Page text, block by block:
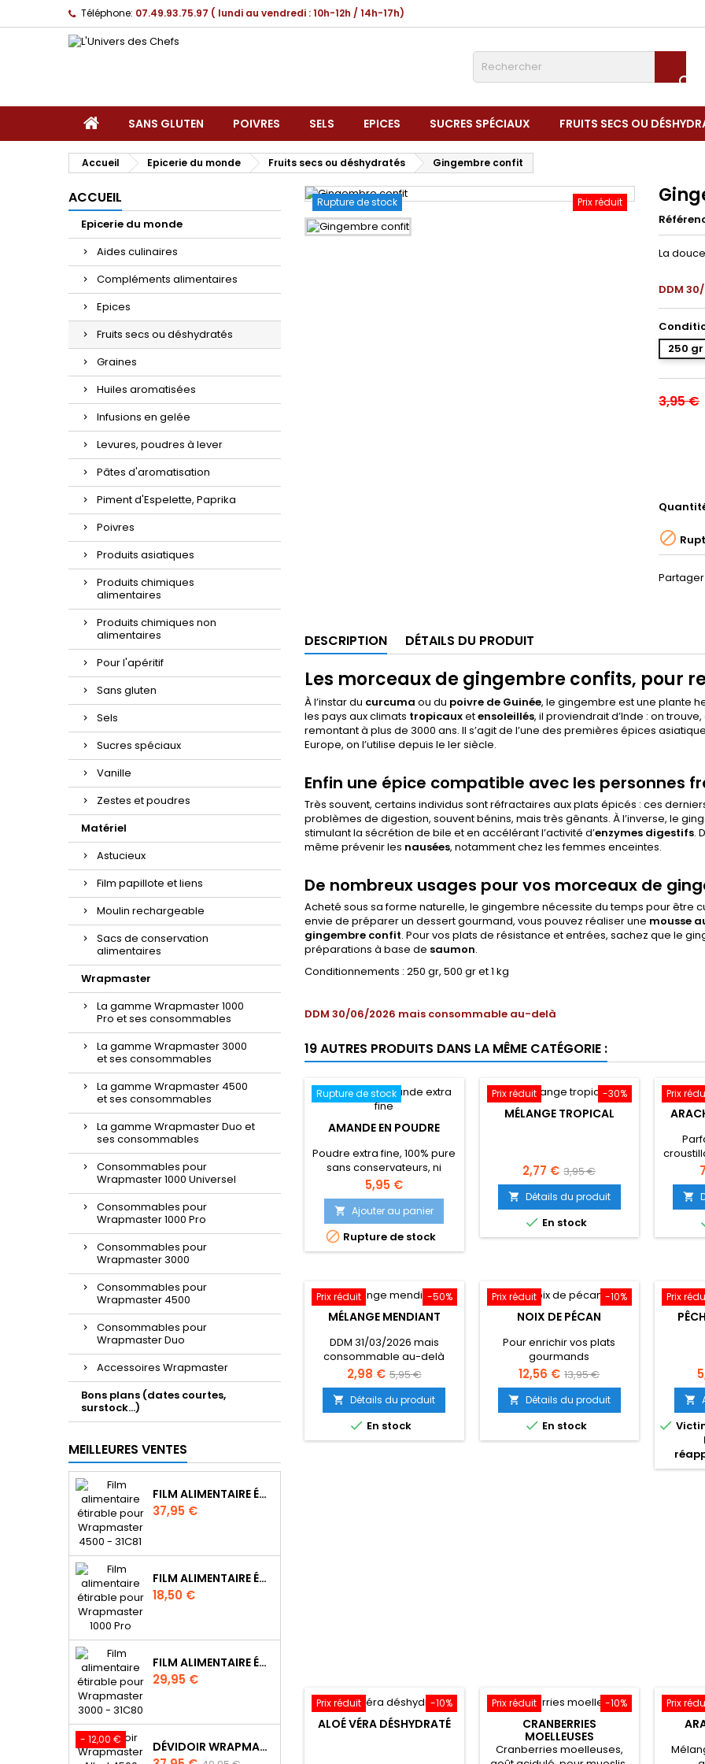
Téléphone: 07.49.93.75.97 ( lundi au vendredi : 10h-12h / 14h-17h)

SANS GLUTEN POIVRES SELS EPICES SUCRES SPÉCIAUX FRUITS SECS OU
Accueil Epicerie du monde Fruits secs ou déshydratés Gingembre confit
ACCUEIL
Epicerie du monde
Aides culinaires
Compléments alimentaires
Epices
Fruits secs ou déshydratés
Graines
Huiles aromatisées
Infusions en gelée
Levures, poudres à lever
Pâtes d'aromatisation
Piment d'Espelette, Paprika
Poivres
Produits asiatiques
Produits chimiques
alimentaires
Produits chimiques non
alimentaires
Pour l'apéritif
Sans gluten
Sels
Sucres spéciaux
Vanille
Zestes et poudres
Matériel
Astucieux
Film papillote et liens
Moulin rechargeable
Sacs de conservation
alimentaires
Wrapmaster
La gamme Wrapmaster 1000
Pro et ses consommables
La gamme Wrapmaster 3000
et ses consommables
La gamme Wrapmaster 4500
et ses consommables
La gamme Wrapmaster Duo et
ses consommables
Consommables pour
Wrapmaster 1000 Universel
Consommables pour
Wrapmaster 1000 Pro
Consommables pour
Wrapmaster 3000
Consommables pour
Wrapmaster 4500
Consommables pour
Wrapmaster Duo
Accessoires Wrapmaster
Bons plans (dates courtes,
surstock...)
MEILLEURES VENTES
FILM ALIMENTAIRE ÉTIRABLE POUR WRAPMASTER 4500 - 31C62
Prix
37,95 €
FILM ALIMENTAIRE ÉTIRABLE POUR WRAPMASTER 1000 PRO - 31C78
Prix
18,50 €
FILM ALIMENTAIRE ÉTIRABLE POUR WRAPMASTER 3000 - 31C63
Prix
29,95 €
- 12,00 € DÉVIDOIR WRAPMASTER ALBAL 4500, IDÉAL RESTAURATION - 63M97
Prix réduit
Rupture de stock
La
DDM
250 gr
3,95 €

Partager
DESCRIPTION DÉTAILS DU PRODUIT
Les morceaux de gingembre confits, pour
À l’instar du curcuma ou du poivre de Guinée, le gingembre est une plante
les pays aux climats tropicauxetensoleillés, il proviendrait d’Inde : on
remontant à plus de 3000 ans. Il s’agit de l’une des premières épices
Europe, on l’utilise depuis le Ier siècle.
Enfin une épice compatible avec les personnes
Très souvent, certains individus sont réfractaires aux plats épicés : ces
problèmes de digestion, souvent bénins, mais très gênants. À l’inverse, le
stimulant la sécrétion de bile et en accélérant l’activité d’enzymes digestifs.
même prévenir les nausées, notamment chez les femmes enceintes.
De nombreux usages pour vos morceaux de
Acheté sous sa forme naturelle, le gingembre nécessite du temps pour être
envie de préparer un dessert gourmand, vous pouvez réaliser une mousse
gingembre confit. Pour vos plats de résistance et entrées, sachez que le
préparations à base de saumon.
Conditionnements : 250 gr, 500 gr et 1 kg
DDM 30/06/2026 mais consommable au-delà
19 AUTRES PRODUITS DANS LA MÊME CATÉGORIE :
Rupture de stock
AMANDE EN POUDRE
Poudre extra fine, 100% pure
sans conservateurs, ni
additifs
Prix
5,95 €
 Ajouter au panier
 Rupture de stock
-30%
Prix réduit
MÉLANGE TROPICAL
Prix
2,77 € Prix
de
base
3,95 €
 Détails du produit
 En stock
Prix
un

-50%
Prix réduit
MÉLANGE MENDIANT
DDM 31/03/2026 mais
consommable au-delà
Prix
2,98 € Prix
de
base
5,95 €
 Détails du produit
 En stock
-10%
Prix réduit
NOIX DE PÉCAN
Pour enrichir vos plats
gourmands
Prix
12,56 € Prix
de
base
13,95 €
 Détails du produit
 En stock
Prix


-10%
Prix réduit
ALOÉ VÉRA DÉSHYDRATÉ
-10%
Prix réduit
CRANBERRIES
MOELLEUSES
Cranberries moelleuses,
Prix